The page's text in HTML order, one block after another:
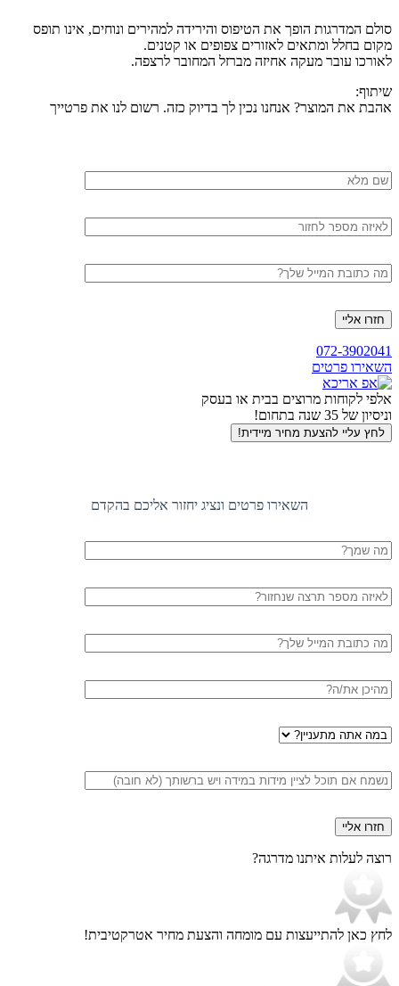
סולם המדרגות הופך את הטיפוס והירידה למהירים ונוחים, אינו תופס
מקום בחלל ומתאים לאזורים צפופים או קטנים.
לאורכו עובר מעקה אחיזה מברזל המחובר לרצפה.
שיתוף:
אהבת את המוצר? אנחנו נכין לך בדיוק כזה. רשום לנו את פרטייך
שם
מלא
טלפון
דוא"ל
חזרה
לראש
העמוד
072-3902041
השאירו פרטים
אלפי לקוחות מרוצים בבית או בעסק
וניסיון של 35 שנה בתחום!
לחץ עליי להצעת מחיר מיידית!
השאירו פרטים ונציג יחזור אליכם בהקדם
שם
מלא
טלפון
דוא"ל
עיר
במה
הערות
רוצה לעלות איתנו מדרגה?
לחץ כאן להתייעצות עם מומחה והצעת מחיר אטרקטיבית!